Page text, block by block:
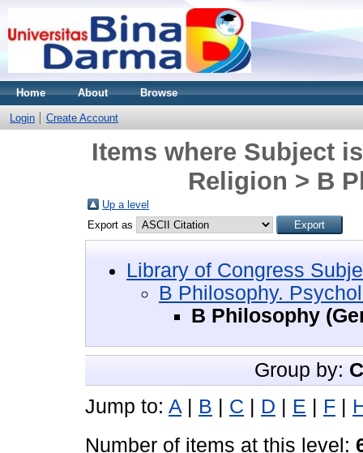
Home About Browse
Login Create Account
Items where Subject
Religion > B
Up a level
Export as
Library of Congress
B Philosophy.
B Philosophy
Group by:
Jump to: A | B | C | D | E | F |
Number of items at this level: